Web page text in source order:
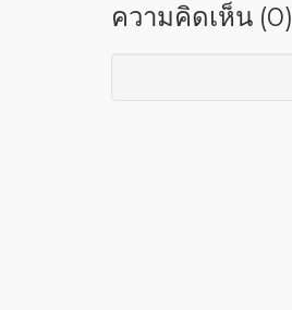
ความคิดเห็น (0)